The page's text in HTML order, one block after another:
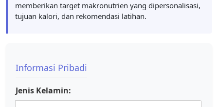
memberikan target makronutrien yang dipersonalisasi,
tujuan kalori, dan rekomendasi latihan.
Informasi Pribadi
Jenis Kelamin: